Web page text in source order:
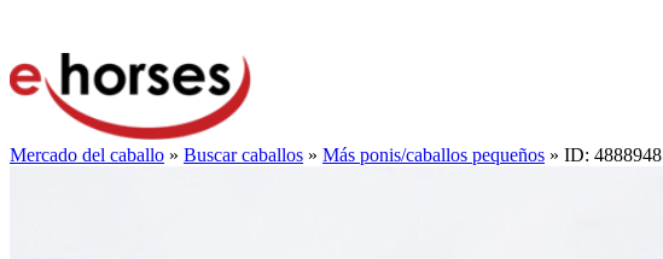
Mercado del caballo » Buscar caballos » Más ponis/caballos pequeños » ID: 4888948